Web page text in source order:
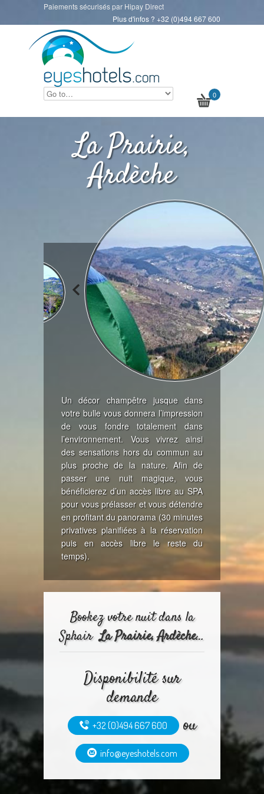
Paiements sécurisés par Hipay Direct
Plus d'infos ? +32 (0)494 667 600
0
La Prairie,
Ardèche
Un décor champêtre jusque dans
votre bulle vous donnera l’impression
de vous fondre totalement dans
l’environnement. Vous vivrez ainsi
des sensations hors du commun au
plus proche de la nature. Afin de
passer une nuit magique, vous
bénéficierez d’un accès libre au SPA
pour vous prélasser et vous détendre
en profitant du panorama (30 minutes
privatives planifiées à la réservation
puis en accès libre le reste du
temps).
Bookez votre nuit dans la
SphairLa Prairie, Ardèche…
Disponibilité sur
demande
+32 (0)494 667 600 ou
info@eyeshotels.com